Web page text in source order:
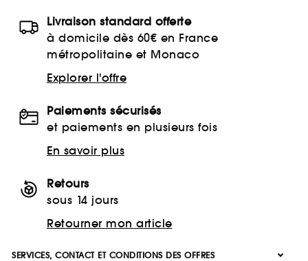
Livraison standard offerte
à domicile dès 60€ en France
métropolitaine et Monaco
Explorer l'offre
Paiements sécurisés
et paiements en plusieurs fois
En savoir plus
Retours
sous 14 jours
Retourner mon article
SERVICES, CONTACT ET CONDITIONS DES OFFRES